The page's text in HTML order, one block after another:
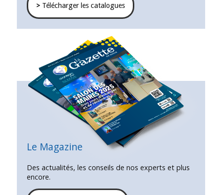
>Télécharger les catalogues
Le Magazine
Des actualités, les conseils de nos experts et plus
encore.